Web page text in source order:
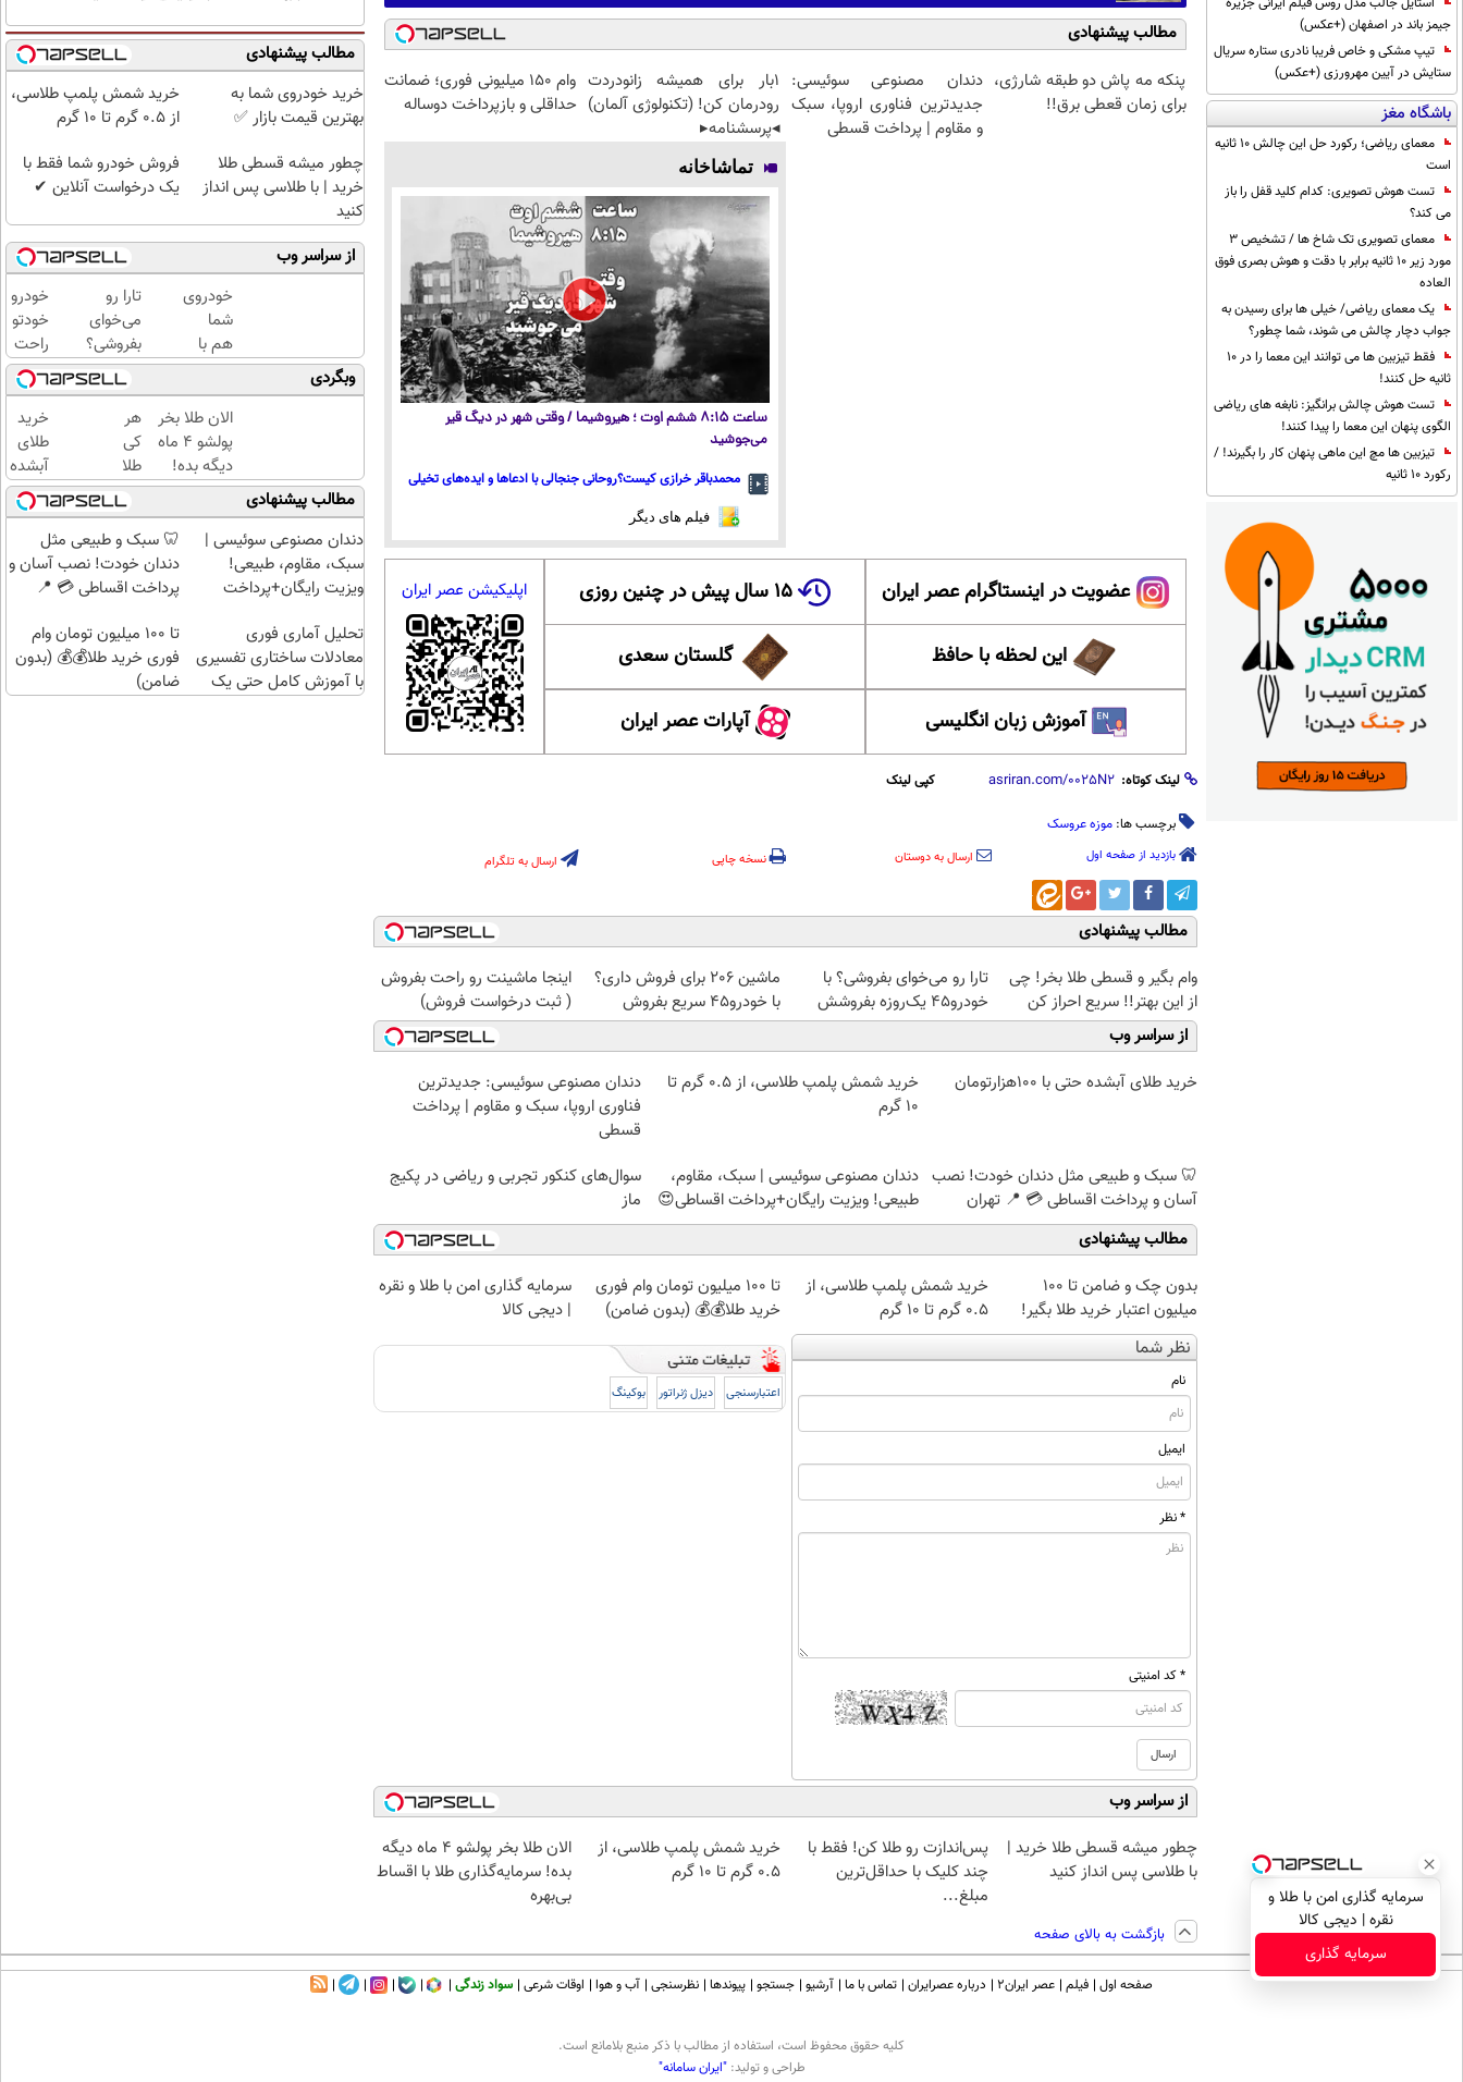
جیمز باند در اصفهان (+عکس)
تیپ مشکی و خاص فریبا نادری ستاره سریال
ستایش در آیین مهرورزی (+عکس)
باشگاه مغز
معمای ریاضی؛ رکورد حل این چالش 10 ثانیه
است
تست هوش تصویری: کدام کلید قفل را باز
می کند؟
معمای تصویری تک شاخ ها / تشخیص 3
مورد زیر 10 ثانیه برابر با دقت و هوش بصری فوق
العاده
یک معمای ریاضی/ خیلی ها برای رسیدن به
جواب دچار چالش می شوند، شما چطور؟
فقط تیزبین ها می توانند این معما را در 10
ثانیه حل کنند!
تست هوش چالش برانگیز: نابغه های ریاضی
الگوی پنهان این معما را پیدا کنند!
تیزبین ها مچ این ماهی پنهان کار را بگیرند! /
رکورد 10 ثانیه
مطالب پیشنهادی
پنکه مه پاش دو طبقه شارژی،
برای زمان قعطی برق!!
دندان مصنوعی سوئیسی:
جدیدترین فناوری اروپا، سبک
و مقاوم | پرداخت قسطی
1بار برای همیشه زانودردت
رودرمان کن! (تکنولوژی آلمان)
◂پرسشنامه▸
وام ۱۵۰ میلیونی فوری؛ ضمانت
حداقلی و بازپرداخت دوساله
تماشاخانه
ساعت ۸:۱۵ ششم اوت ؛ هیروشیما / وقتی شهر در دیگ قیر
می‌جوشید
محمدباقر خرازی کیست؟روحانی جنجالی با ادعاها و ایده‌های تخیلی
فیلم های دیگر
عضویت در اینستاگرام عصر ایران ۱۵ سال پیش در چنین روزی
این لحظه با حافظ گلستان سعدی
آموزش زبان انگلیسی آپارات عصر ایران
اپلیکیشن عصر ایران
لینک کوتاه: کپی لینک
برچسب ها: موزه عروسک
بازدید از صفحه اول ارسال به دوستان نسخه چاپی ارسال به تلگرام
مطالب پیشنهادی
وام بگیر و قسطی طلا بخر! چی
از این بهتر!! سریع احراز کن
تارا رو می‌خوای بفروشی؟ با
خودرو۴۵ یک‌روزه بفروشش
ماشین 206 برای فروش داری؟
با خودرو45 سریع بفروش
اینجا ماشینت رو راحت بفروش
( ثبت درخواست فروش)
از سراسر وب
خرید طلای آبشده حتی با ۱۰۰هزارتومان
خرید شمش پلمپ طلاسی، از ۰.۵ گرم تا
۱۰ گرم
دندان مصنوعی سوئیسی: جدیدترین
فناوری اروپا، سبک و مقاوم | پرداخت
قسطی
🦷 سبک و طبیعی مثل دندان خودت! نصب
آسان و پرداخت اقساطی 💳 📍 تهران
دندان مصنوعی سوئیسی | سبک، مقاوم،
طبیعی! ویزیت رایگان+پرداخت اقساطی😍
سوال‌های کنکور تجربی و ریاضی در پکیج
ماز
مطالب پیشنهادی
بدون چک و ضامن تا 100
میلیون اعتبار خرید طلا بگیر!
خرید شمش پلمپ طلاسی، از
۰.۵ گرم تا ۱۰ گرم
تا 100 میلیون تومان وام فوری
خرید طلا💰💰 (بدون ضامن)
سرمایه گذاری امن با طلا و نقره
| دیجی کالا
نظر شما
نام
ایمیل
* نظر
* کد امنیتی
اعتبارسنجی دیزل ژنراتور بوکینگ
از سراسر وب
چطور میشه قسطی طلا خرید |
با طلاسی پس انداز کنید
پس‌اندازت رو طلا کن! فقط با
چند کلیک با حداقل‌ترین
مبلغ...
خرید شمش پلمپ طلاسی، از
۰.۵ گرم تا ۱۰ گرم
الان طلا بخر پولشو 4 ماه دیگه
بده! سرمایه‌گذاری طلا با اقساط
بی‌بهره
بازگشت به بالای صفحه
مطالب پیشنهادی
خرید خودروی شما به
بهترین قیمت بازار ✅
خرید شمش پلمپ طلاسی،
از ۰.۵ گرم تا ۱۰ گرم
چطور میشه قسطی طلا
خرید | با طلاسی پس انداز
کنید
فروش خودرو شما فقط با
یک درخواست آنلاین ✔
از سراسر وب
خودروی
شما
هم با
یکبار
مراجعه
فروخته
خواهد
شد
تارا رو
می‌خوای
بفروشی؟
با
خودرو۴۵
یک‌روزه
بفروشش
خودرو
خودتو
راحت
و سریع
بفروش
وبگردی
الان طلا بخر
پولشو 4 ماه
دیگه بده!
سرمایه‌گذاری
طلا با اقساط
بی‌بهره
هر
کی
طلا
داره،
غم
نداره!
😊💎
(خرید
چند
کلیک)
خرید
طلای
آبشده
حتی با
۱۰۰هزارتومان
مطالب پیشنهادی
دندان مصنوعی سوئیسی |
سبک، مقاوم، طبیعی!
ویزیت رایگان+پرداخت
🦷 سبک و طبیعی مثل
دندان خودت! نصب آسان و
پرداخت اقساطی 💳 📍
تحلیل آماری فوری
معادلات ساختاری تفسیری
با آموزش کامل حتی یک
تا 100 میلیون تومان وام
فوری خرید طلا💰💰 (بدون
ضامن)
سرمایه گذاری امن با طلا و
نقره | دیجی کالا
سرمایه گذاری
صفحه اول فیلم عصر ایران۲ درباره عصرایران تماس با ما آرشیو جستجو پیوندها نظرسنجی آب و هوا اوقات شرعی سواد زندگی
كليه حقوق محفوظ است، استفاده از مطالب با ذكر منبع بلامانع است.
طراحی و تولید:"ایران سامانه"